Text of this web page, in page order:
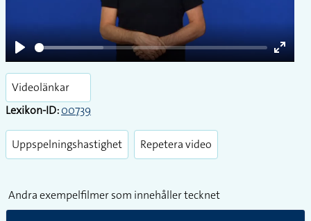
Play
Enter
Videolänkar
Lexikon-ID:00739
Uppspelningshastighet Repetera video
Andra exempelfilmer som innehåller tecknet